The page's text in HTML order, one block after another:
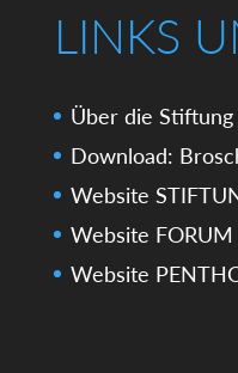
LINKS
Über die Stiftung
Download:
Website
Website FORUM
Website